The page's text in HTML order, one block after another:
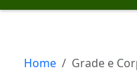
Home Grade e